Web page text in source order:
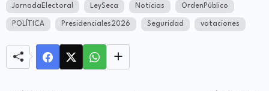
JornadaElectoral LeySeca Noticias OrdenPúblico
POLÍTICA Presidenciales2026 Seguridad votaciones